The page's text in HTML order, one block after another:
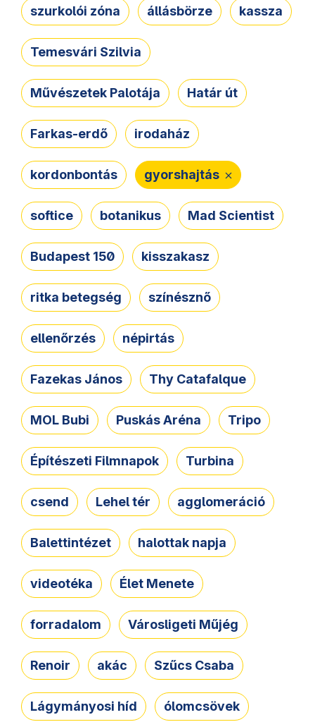
szurkolói zóna állásbörze kassza
Temesvári Szilvia
Művészetek Palotája Határ út
Farkas-erdő irodaház
kordonbontás gyorshajtás
softice botanikus Mad Scientist
Budapest 150 kisszakasz
ritka betegség színésznő
ellenőrzés népirtás
Fazekas János Thy Catafalque
MOL Bubi Puskás Aréna Tripo
Építészeti Filmnapok Turbina
csend Lehel tér agglomeráció
Balettintézet halottak napja
videotéka Élet Menete
forradalom Városligeti Műjég
Renoir akác Szűcs Csaba
Lágymányosi híd ólomcsövek